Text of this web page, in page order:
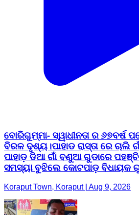
ବୋରିଗୁମ୍ମା- ସ୍ୱାଧୀନତା ର ୬୭ବର୍ଷ
ବିରଳ ଦୃଶ୍ୟ।ପାହାଡ ରାସ୍ତା ରେ ଚାଲି
ପାହାଡ଼ ଡିଆ ଗାଁ ବଣୁଆ ଗୁଡାରେ
ସମସ୍ୟା ବୁଝିଲେ କୋଟପାଡ଼ ବିଧାୟକ
Koraput Town, Koraput | Aug 9, 2026